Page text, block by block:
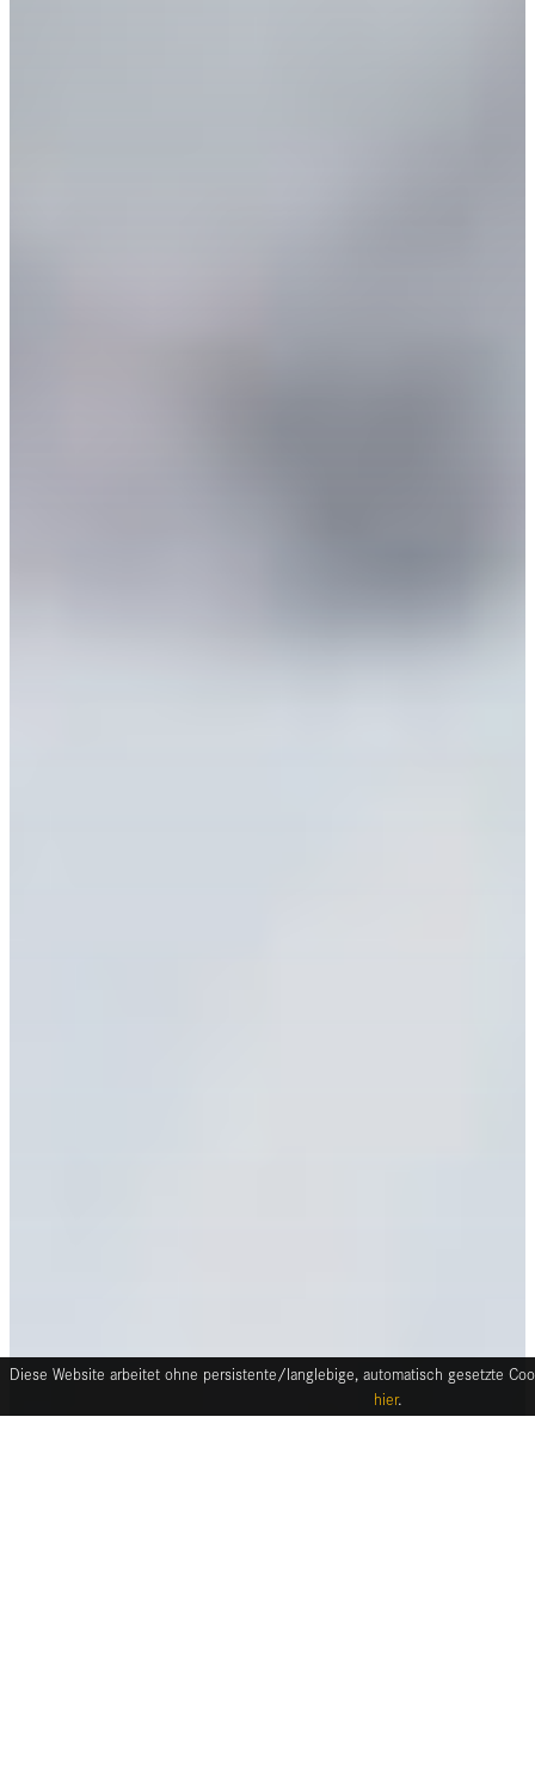
Diese Website arbeitet ohne persistente/langlebige, automatisch gesetzte
hier.